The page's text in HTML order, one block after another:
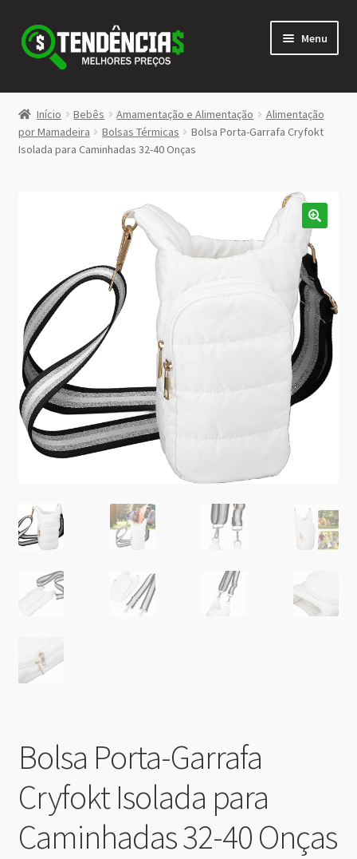
Pular
para
navegação
Pular
para
conteúdo
Menu
LOJA
<>
Início Bebês Amamentação e Alimentação
Alimentação
por Mamadeira
Bolsas Térmicas
Bolsa Porta-Garrafa Cryfokt
Isolada para Caminhadas 32-40 Onças
Bolsa Porta-Garrafa
Cryfokt Isolada para
Caminhadas 32-40 Onças